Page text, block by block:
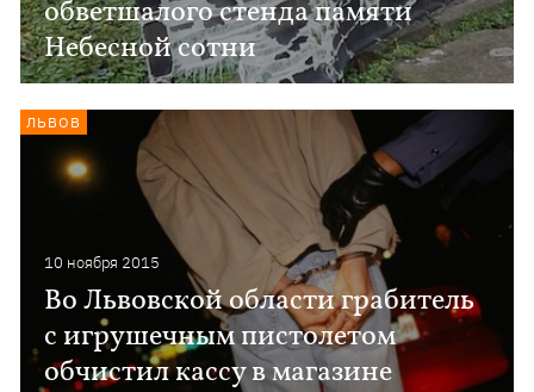
обветшалого стенда памяти
Небесной сотни
10 ноября 2015
Во Львовской области грабитель
с игрушечным пистолетом
обчистил кассу в магазине
ЛЬВОВ